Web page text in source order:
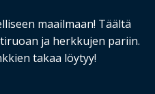
maailmaan! Täältä
ja herkkujen pariin.
takaa löytyy!